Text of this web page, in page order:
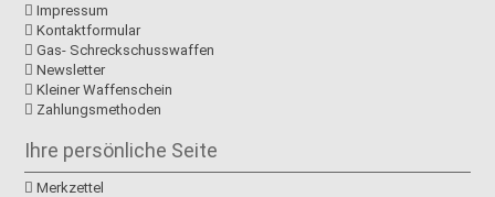
Impressum
Kontaktformular
Gas- Schreckschusswaffen
Newsletter
Kleiner Waffenschein
Zahlungsmethoden
Ihre persönliche Seite
Merkzettel